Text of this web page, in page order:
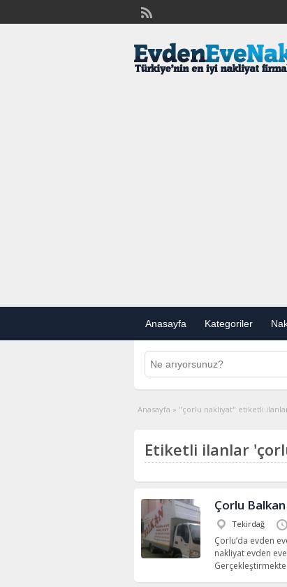
Anasayfa Kategoriler
Anasayfa » "çorlu nakliyat" etiketli
Etiketli ilanlar
Çorlu
Tekirdağ
Çorlu’da evden
nakliyat evden
Gerçekleştirmekte